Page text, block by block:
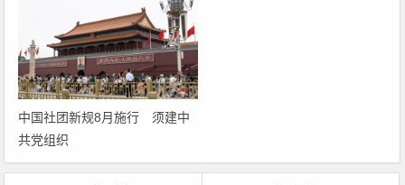
中国社团新规8月施行 须建中
共党组织